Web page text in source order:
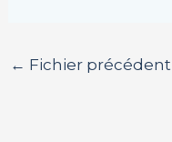
← Fichier précédent